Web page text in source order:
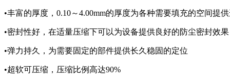
•丰富的厚度，0.10～4.00mm的厚度为各种需要填充的空间提
•密封性好，在适量压缩下可以为设备提供良好的防尘密封效果
•弹力持久，为需要固定的部件提供长久稳固的定位
•超软可压缩，压缩比例高达90%